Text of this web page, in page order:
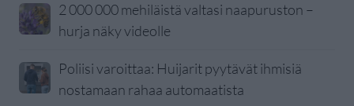
2 000 000 mehiläistä valtasi naapuruston –
hurja näky videolle
Poliisi varoittaa: Huijarit pyytävät ihmisiä
nostamaan rahaa automaatista